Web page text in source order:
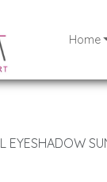
Home
EYESHADOW